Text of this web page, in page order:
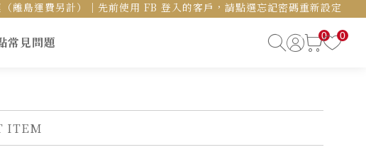
離島運費另計）｜先前使用 FB 登入的客戶，請點選忘記密碼重新設定
常見問題 0 0
ITEM